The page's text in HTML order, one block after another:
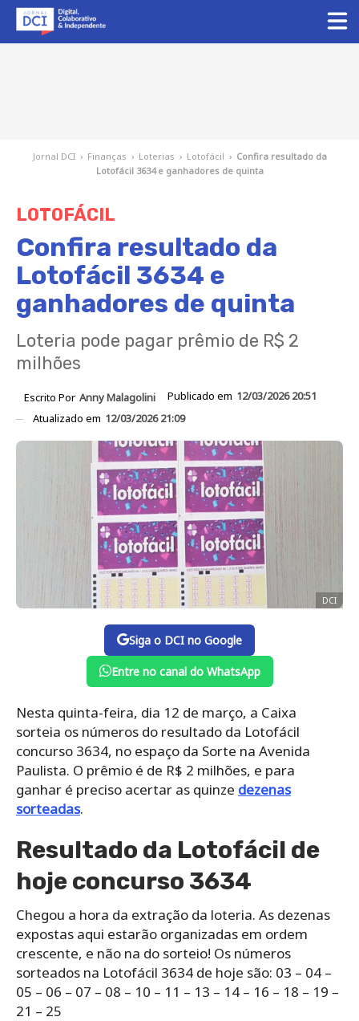
Jornal DCI › Finanças › Loterias › Lotofácil › Confira resultado da
Lotofácil 3634 e ganhadores de quinta
LOTOFÁCIL
Confira resultado da
Lotofácil 3634 e
ganhadores de quinta
Loteria pode pagar prêmio de R$ 2
milhões
Escrito Por Anny Malagolini Publicado em 12/03/2026 20:51
Atualizado em 12/03/2026 21:09
DCI
Siga o DCI no Google
Entre no canal do WhatsApp
Nesta quinta-feira, dia 12 de março, a Caixa
sorteia os números do resultado da Lotofácil
concurso 3634, no espaço da Sorte na Avenida
Paulista. O prêmio é de R$ 2 milhões, e para
ganhar é preciso acertar as quinze dezenas
sorteadas.
Resultado da Lotofácil de
hoje concurso 3634
Chegou a hora da extração da loteria. As dezenas
expostas aqui estarão organizadas em ordem
crescente, e não na do sorteio! Os números
sorteados na Lotofácil 3634 de hoje são: 03 – 04 –
05 – 06 – 07 – 08 – 10 – 11 – 13 – 14 – 16 – 18 – 19 –
21 – 25